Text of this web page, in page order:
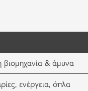
βιομηχανία & άμυνα
ενέργεια, όπλα